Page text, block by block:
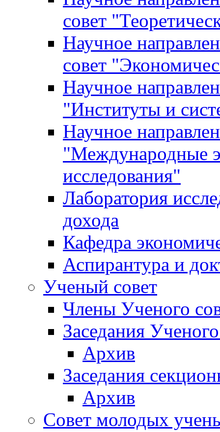
совет
Научное
совет
Научное
"Институты и
Научное
"Международные
исследования"
Лаборатория
дохода
Кафедра
Аспирантура и
Ученый совет
Члены Ученого
Заседания
Архив
Заседания
Архив
Совет молодых